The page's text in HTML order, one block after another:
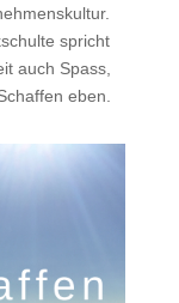
spricht
auch Spass,
eben.